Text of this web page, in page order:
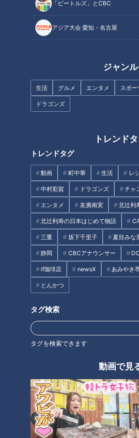
「ビートルズ」とCBC
アジア大会 愛知・名古屋
ジャンル
生活 グルメ エンタメ スポー
ドラゴンズ
トレンド
トレンドタグ
動画 町中華 生活 レ
中村彩賀 ドラゴンズ チャ
エンタメ 友廣南実 北辻利
北辻利寿の日本はじめて物語
三重 坂下千里子 夏目みな
静岡 CBCアナウンサー
if珈琲店 newsX あみやき
とんかつ
タグ検索
タグを検索できます
動画で見
嫁姑問
パン屋の倒産が減少、個人株主
師が仕
北辻利寿 コラム 売れたものラン
東西南北論説風
オススメ関連コンテンツ
愛知県初！中高一貫教育の現場
から～明和高校の附属中学校
で“目撃”したこと
首里城
年ぶり
殿お目